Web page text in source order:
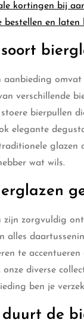
kortingen bij
bestellen en laten
aanbieding
verschillende
bierpullen
elegante
glazen
wat wils.
zijn zorgvuldig
alles
te
onze diverse
ben je
de